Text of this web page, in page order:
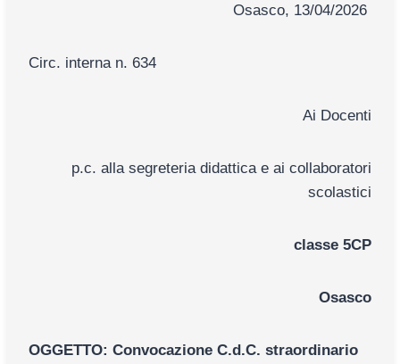
Osasco, 13/04/2026
Circ. interna n. 634
Ai Docenti
p.c. alla segreteria didattica e ai collaboratori
scolastici
classe 5CP
Osasco
OGGETTO: Convocazione C.d.C. straordinario